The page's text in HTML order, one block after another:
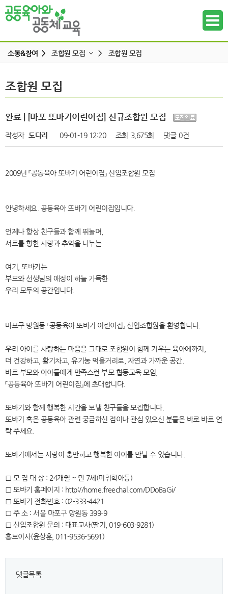
하위메뉴
하위메뉴
소통&참여 > 조합원 모집 >
공동육아 ing
터전 소식
교사모집/교사구직
알리고 싶어요
조합원 모집
조합원 모집
완료 | [마포 또바기어린이집] 신규조합원 모집
작성자 도다리 09-01-19 12:20 조회 3,675회 댓글 0건
2009년 『공동육아 또바기 어린이집』 신입조합원 모집
안녕하세요. 공동육아 또바기 어린이집입니다.
언제나 항상 친구들과 함께 뛰놀며,
서로를 향한 사랑과 추억을 나누는
여기, 또바기는
부모와 선생님의 애정이 하늘 가득한
우리 모두의 공간입니다.
마포구 망원동 『공동육아 또바기 어린이집』 신입조합원을 환영합니다.
우리 아이를 사랑하는 마음을 그대로 조합원이 함께 키우는 육아에까지,
더 건강하고, 활기차고, 유기농 먹을거리로, 자연과 가까운 공간.
바로 부모와 아이들에게 만족스런 부모 협동교육 모임,
『공동육아 또바기 어린이집』에 초대합니다.
또바기와 함께 행복한 시간을 보낼 친구들을 모집합니다.
또바기 혹은 공동육아 관련 궁금하신 점이나 관심 있으신 분들은 바로 바로 연
락 주세요.
또바기에서는 사랑이 충만하고 행복한 아이를 만날 수 있습니다.
□ 모 집 대 상 : 24개월 ~ 만 7세(미취학아동)
□ 또바기 홈페이지 : http://home.freechal.com/DDoBaGi/
□ 또바기 전화번호 : 02-333-4421
□ 주 소 : 서울 마포구 망원동 399-9
□ 신입조합원 문의 : 대표교사(딸기, 019-603-9281)
홍보이사(윤상훈, 011-9536-5691)
댓글목록